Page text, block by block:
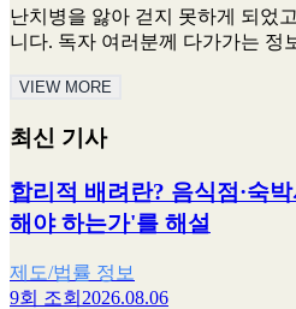
난치병을 앓아 걷지 못하게 되었
니다. 독자 여러분께 다가가는 정
VIEW MORE
최신 기사
합리적 배려란? 음식점·숙
해야 하는가'를 해설
제도/법률 정보
9회 조회 2026.08.06